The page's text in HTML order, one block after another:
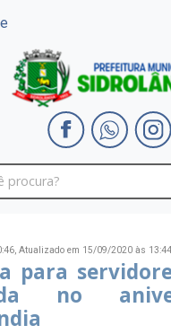
Atualizado em 15/09/2020 às 13:44
para
no